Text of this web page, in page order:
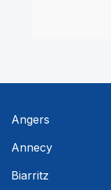
Angers
Annecy
Biarritz